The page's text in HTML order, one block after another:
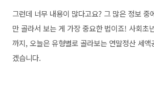
그런데 너무 내용이 많다고요? 그 많은 정보 중
만 골라서 보는 게 가장 중요한 법이죠! 사회초
까지, 오늘은 유형별로 골라보는 연말정산 세
겠습니다.